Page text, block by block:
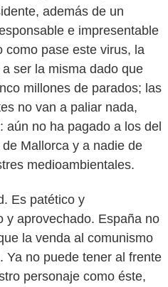
además de un
e impresentable
como pase este virus, la
ser la misma dado que
millones de parados; las
no van a paliar nada,
aún no ha pagado a los del
Mallorca y a nadie de
medioambientales.
Es patético y
y aprovechado. España no
la venda al comunismo
Ya no puede tener al frente
personaje como éste,